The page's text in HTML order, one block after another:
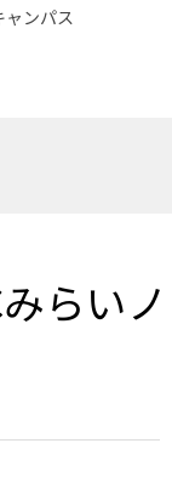
ャンパス
らいノ